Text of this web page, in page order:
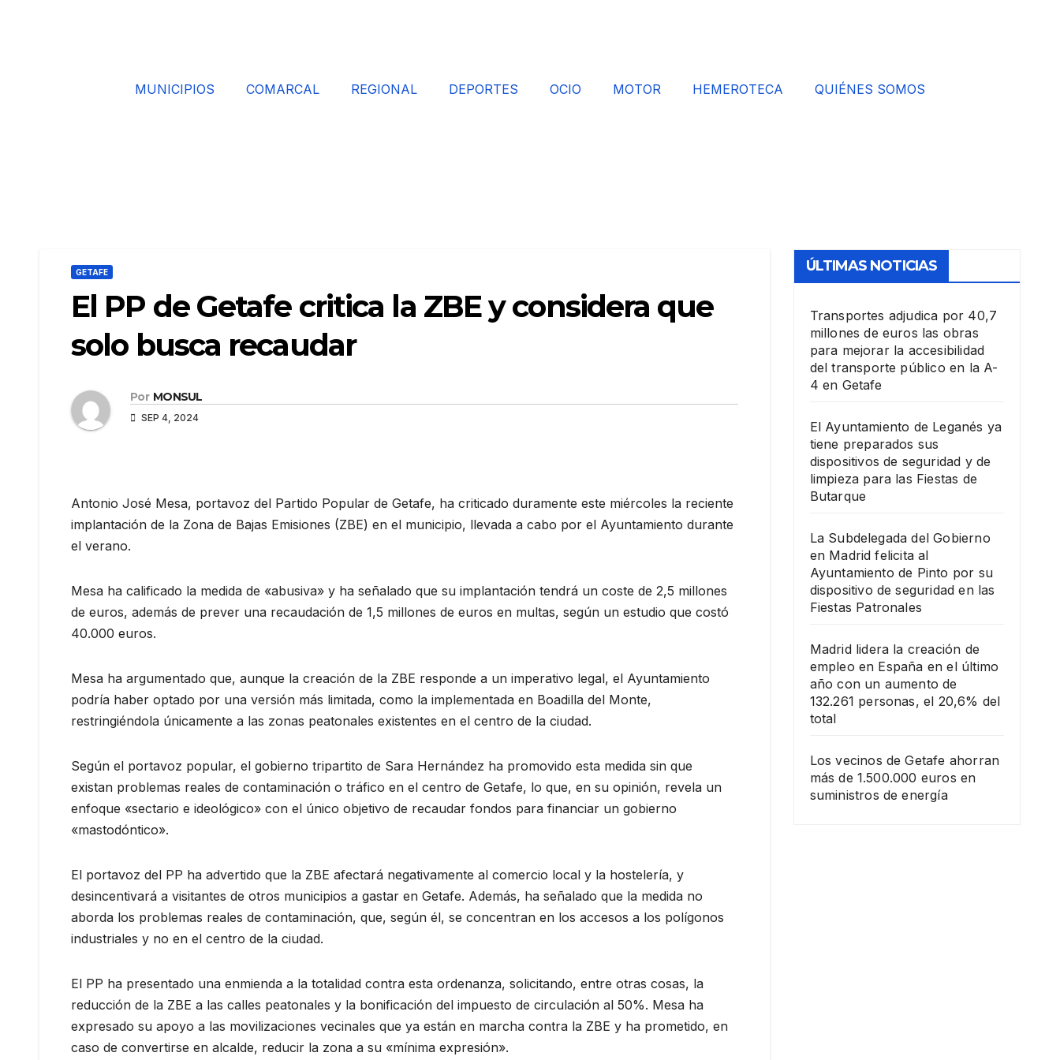
MUNICIPIOS COMARCAL REGIONAL DEPORTES OCIO MOTOR HEMEROTECA QUIÉNES SOMOS
GETAFE
El PP de Getafe critica la ZBE y considera que
solo busca recaudar
Por MONSUL
SEP 4, 2024
Antonio José Mesa, portavoz del Partido Popular de Getafe, ha criticado duramente este miércoles la reciente
implantación de la Zona de Bajas Emisiones (ZBE) en el municipio, llevada a cabo por el Ayuntamiento durante
el verano.
Mesa ha calificado la medida de «abusiva» y ha señalado que su implantación tendrá un coste de 2,5 millones
de euros, además de prever una recaudación de 1,5 millones de euros en multas, según un estudio que costó
40.000 euros.
Mesa ha argumentado que, aunque la creación de la ZBE responde a un imperativo legal, el Ayuntamiento
podría haber optado por una versión más limitada, como la implementada en Boadilla del Monte,
restringiéndola únicamente a las zonas peatonales existentes en el centro de la ciudad.
Según el portavoz popular, el gobierno tripartito de Sara Hernández ha promovido esta medida sin que
existan problemas reales de contaminación o tráfico en el centro de Getafe, lo que, en su opinión, revela un
enfoque «sectario e ideológico» con el único objetivo de recaudar fondos para financiar un gobierno
«mastodóntico».
El portavoz del PP ha advertido que la ZBE afectará negativamente al comercio local y la hostelería, y
desincentivará a visitantes de otros municipios a gastar en Getafe. Además, ha señalado que la medida no
aborda los problemas reales de contaminación, que, según él, se concentran en los accesos a los polígonos
industriales y no en el centro de la ciudad.
El PP ha presentado una enmienda a la totalidad contra esta ordenanza, solicitando, entre otras cosas, la
reducción de la ZBE a las calles peatonales y la bonificación del impuesto de circulación al 50%. Mesa ha
expresado su apoyo a las movilizaciones vecinales que ya están en marcha contra la ZBE y ha prometido, en
caso de convertirse en alcalde, reducir la zona a su «mínima expresión».
ÚLTIMAS NOTICIAS
Transportes adjudica por 40,7
millones de euros las obras
para mejorar la accesibilidad
del transporte público en la A-
4 en Getafe
El Ayuntamiento de Leganés ya
tiene preparados sus
dispositivos de seguridad y de
limpieza para las Fiestas de
Butarque
La Subdelegada del Gobierno
en Madrid felicita al
Ayuntamiento de Pinto por su
dispositivo de seguridad en las
Fiestas Patronales
Madrid lidera la creación de
empleo en España en el último
año con un aumento de
132.261 personas, el 20,6% del
total
Los vecinos de Getafe ahorran
más de 1.500.000 euros en
suministros de energía